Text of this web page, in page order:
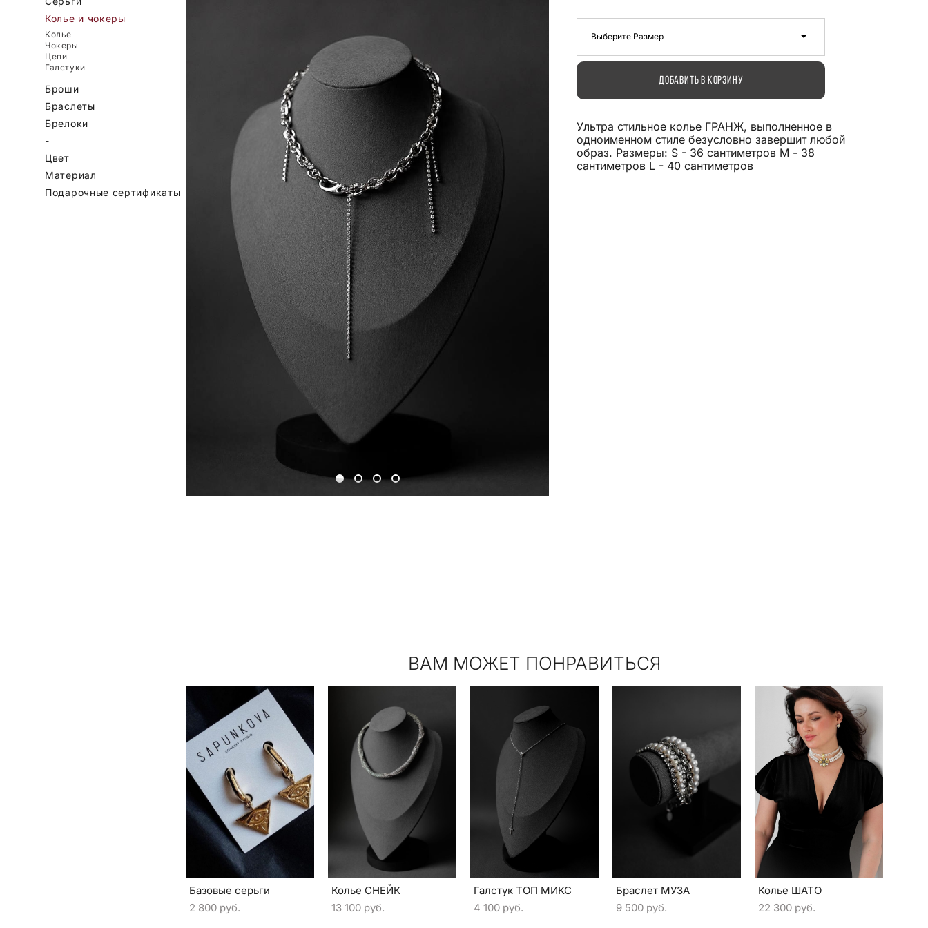
Колье и чокеры
Колье
Чокеры
Цепи
Галстуки
Броши
Браслеты
Брелоки
-
Цвет
Материал
Подарочные сертификаты
Выберите Размер
ДОБАВИТЬ В КОРЗИНУ
Ультра стильное колье ГРАНЖ, выполненное в
одноименном стиле безусловно завершит любой
образ. Размеры: S - 36 сантиметров М - 38
сантиметров L - 40 сантиметров
ВАМ МОЖЕТ ПОНРАВИТЬСЯ
Базовые серьги
2 800 pуб.
Колье СНЕЙК
13 100 pуб.
Галстук ТОП МИКС
4 100 pуб.
Браслет МУЗА
9 500 pуб.
Колье ШАТО
22 300 pуб.